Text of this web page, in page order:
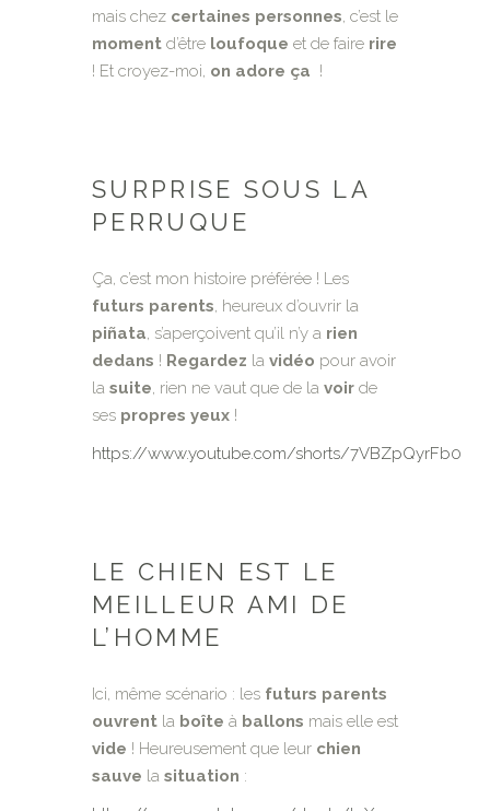
mais chez certaines personnes , c’est le
moment d’être loufoque et de faire rire
! Et croyez-moi, on adore ça !
SURPRISE SOUS LA
PERRUQUE
Ça, c’est mon histoire préférée ! Les
futurs parents , heureux d’ouvrir la
piñata , s’aperçoivent qu’il n’y a rien
dedans ! Regardez la vidéo pour avoir
la suite , rien ne vaut que de la voir de
ses propres yeux !
https://www.youtube.com/shorts/7VBZpQyrFb0
LE CHIEN EST LE
MEILLEUR AMI DE
L’HOMME
Ici, même scénario : les futurs parents
ouvrent la boîte à ballons mais elle est
vide ! Heureusement que leur chien
sauve la situation :